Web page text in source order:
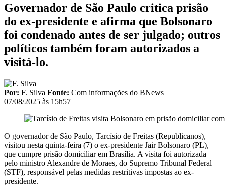
Governador de São Paulo critica prisão
do ex-presidente e afirma que Bolsonaro
foi condenado antes de ser julgado; outros
políticos também foram autorizados a
visitá-lo.
Por: F. Silva Fonte: Com informações do BNews
07/08/2025 às 15h57
O governador de São Paulo, Tarcísio de Freitas (Republicanos),
visitou nesta quinta-feira (7) o ex-presidente Jair Bolsonaro (PL),
que cumpre prisão domiciliar em Brasília. A visita foi autorizada
pelo ministro Alexandre de Moraes, do Supremo Tribunal Federal
(STF), responsável pelas medidas restritivas impostas ao ex-
presidente.